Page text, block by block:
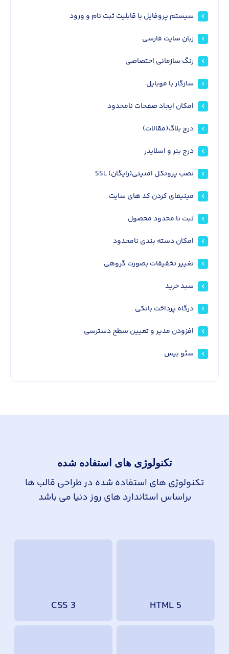
سیستم پروفایل با قابلیت ثبت نام و ورود
زبان سایت فارسی
رنگ سازمانی اختصاصی
سازگار با موبایل
امکان ایجاد صفحات نامحدود
درج بلاگ(مقالات)
درج بنر و اسلایدر
نصب پروتکل امنیتی(رایگان) SSL
مینیفای کردن کد های سایت
ثبت نا محدود محصول
امکان دسته بندی نامحدود
تغییر تخفیفات بصورت گروهی
سبد خرید
درگاه پرداخت بانکی
افزودن مدیر و تعیین سطح دسترسی
سئو بیس
تکنولوژی های استفاده شده
تکنولوژی های استفاده شده در طراحی قالب ها
براساس استاندارد های روز دنیا می باشد
HTML 5
CSS 3